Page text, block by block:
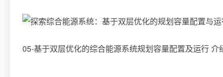
05-基于双层优化的综合能源系统规划容量配置及运行